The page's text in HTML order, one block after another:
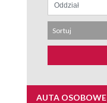
Sortuj
AUTA OSOBOWE